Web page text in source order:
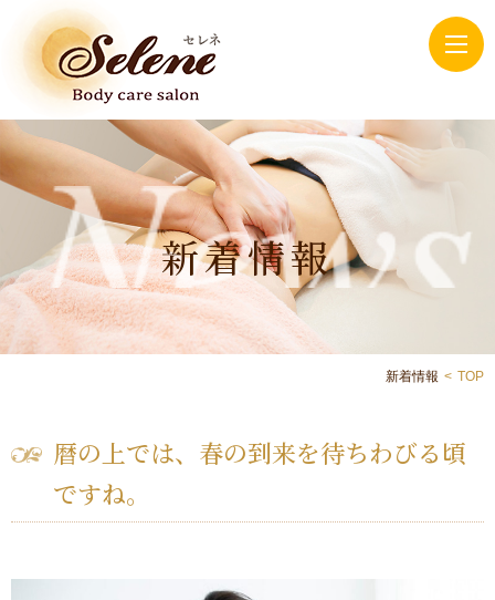
新着情報
TOP
新着情報
暦の上では、春の到来を待ちわびる頃
ですね。